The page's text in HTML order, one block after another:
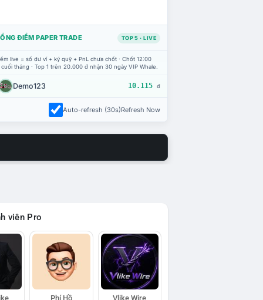
ĐIỂM PAPER TRADE TOP 5 · LIVE
live = số dư ví + ký quỹ + PnL chưa chốt · Chốt 12:00
tháng · Top 1 trên 20.000 đ nhận 30 ngày VIP Whale.
Demo123 10.115 đ
Auto-refresh (30s)Refresh Now
viên Pro
Phí Hồ Vlike Wire